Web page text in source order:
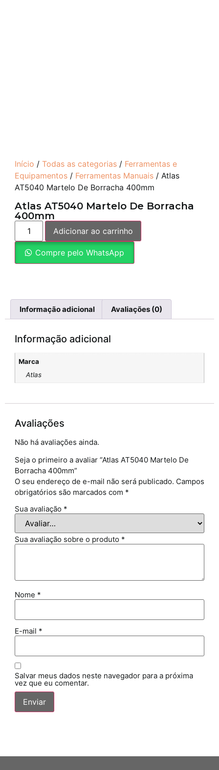
Início / Todas as categorias / Ferramentas e
Equipamentos / Ferramentas Manuais / Atlas
AT5040 Martelo De Borracha 400mm
Atlas AT5040 Martelo De Borracha
400mm
Adicionar ao carrinho
Compre pelo WhatsApp
Informação adicional Avaliações (0)
Informação adicional
Marca
Atlas
Avaliações
Não há avaliações ainda.
Seja o primeiro a avaliar “Atlas AT5040 Martelo De
Borracha 400mm”
O seu endereço de e-mail não será publicado. Campos
obrigatórios são marcados com *
Sua avaliação *
Sua avaliação sobre o produto *
Nome *
E-mail *
Salvar meus dados neste navegador para a próxima
vez que eu comentar.